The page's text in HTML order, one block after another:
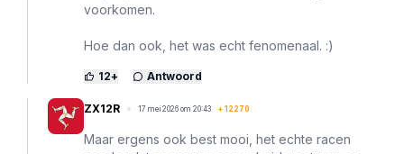
voorkomen.
Hoe dan ook, het was echt fenomenaal. :)
12+ Antwoord
ZX12R 17 mei 2026 om 20:43 + 12270
Maar ergens ook best mooi, het echte racen